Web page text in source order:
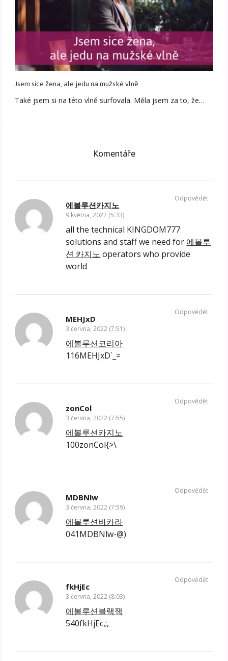
Jsem sice žena, ale jedu na mužské vlně
Také jsem si na této vlně surfovala. Měla jsem za to, že…
Komentáře
에볼루션카지노
9 května, 2022 (5:33)
all the technical KINGDOM777
solutions and staff we need for 에볼루
션 카지노 operators who provide
world
Odpovědět
MEHJxD
3 června, 2022 (7:51)
에볼루션코리아
116MEHJxD`_=
Odpovědět
zonCol
3 června, 2022 (7:55)
에볼루션카지노
100zonCol{>\
Odpovědět
MDBNlw
3 června, 2022 (7:59)
에볼루션바카라
041MDBNlw-@)
Odpovědět
fkHjEc
3 června, 2022 (8:03)
에볼루션블랙잭
540fkHjEc,;,
Odpovědět